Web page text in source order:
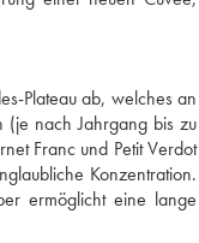
Plateau ab, welches an
(je nach Jahrgang bis zu
Franc und Petit Verdot
Konzentration.
ermöglicht eine lange